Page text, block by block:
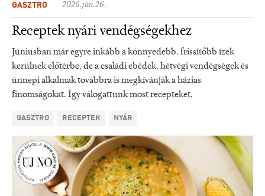
GASZTRO 2026.jún.26.
Receptek nyári vendégségekhez
Júniusban már egyre inkább a könnyedebb, frissítőbb ízek
kerülnek előtérbe, de a családi ebédek, hétvégi vendégségek és
ünnepi alkalmak továbbra is megkívánják a házias
finomságokat. Így válogattunk most recepteket.
GASZTRO RECEPTEK NYÁR